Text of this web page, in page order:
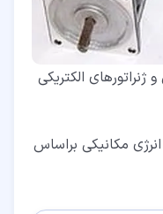
الکتریکی
مکانیکی براساس